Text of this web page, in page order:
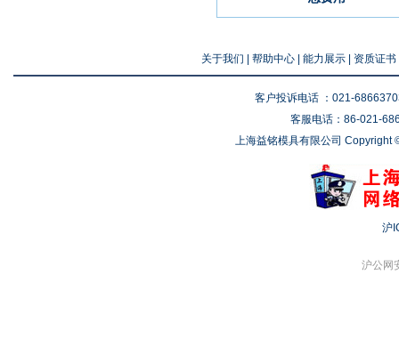
关于我们 帮助中心 能力展示 资质证书
客户投诉电话 ：021-
客服电话：86-021-
上海益铭模具有限公司 Copyright
沪
沪公网